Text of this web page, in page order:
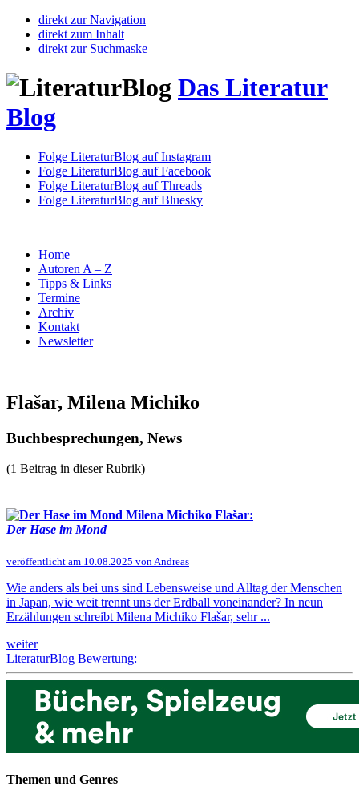
direkt zur Navigation
direkt zum Inhalt
direkt zur Suchmaske
Das Literatur
Blog
Folge LiteraturBlog auf Instagram
Folge LiteraturBlog auf Facebook
Folge LiteraturBlog auf Threads
Folge LiteraturBlog auf Bluesky
Home
Autoren A – Z
Tipps & Links
Termine
Archiv
Kontakt
Newsletter
Flašar, Milena Michiko
Buchbesprechungen, News
(1 Beitrag in dieser Rubrik)
Milena Michiko Flašar:
Der Hase im Mond
veröffentlicht am 10.08.2025 von Andreas
Wie anders als bei uns sind Lebensweise und Alltag der Menschen
in Japan, wie weit trennt uns der Erdball voneinander? In neun
Erzählungen schreibt Milena Michiko Flašar, sehr ...
weiter
LiteraturBlog Bewertung:
Themen und Genres